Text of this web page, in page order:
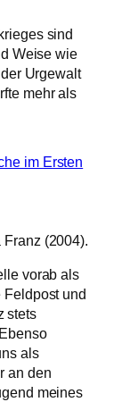
sind
Weise wie
Urgewalt
mehr als
(2004).
vorab als
Feldpost und
stets
als
an den
meines